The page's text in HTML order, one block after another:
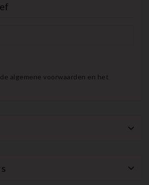
algemene voorwaarden en het